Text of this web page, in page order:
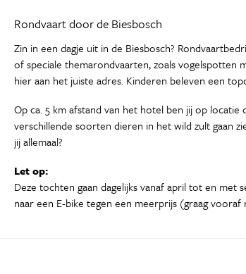
Rondvaart door de Biesbosch
Zin in een dagje uit in de Biesbosch?
of speciale themarondvaarten, zoals
hier aan het juiste adres. Kinderen beleven een
Op ca. 5 km afstand van het hotel ben jij op
verschillende soorten dieren in het wild zult gaan
jij allemaal?
Let op:
Deze tochten gaan dagelijks vanaf april tot en
naar een E-bike tegen een meerprijs (graag